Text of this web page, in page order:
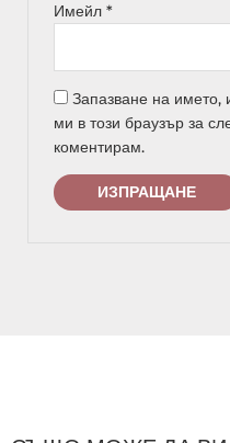
Имейл *
Запазване на името,
ми в този браузър за
коментирам.